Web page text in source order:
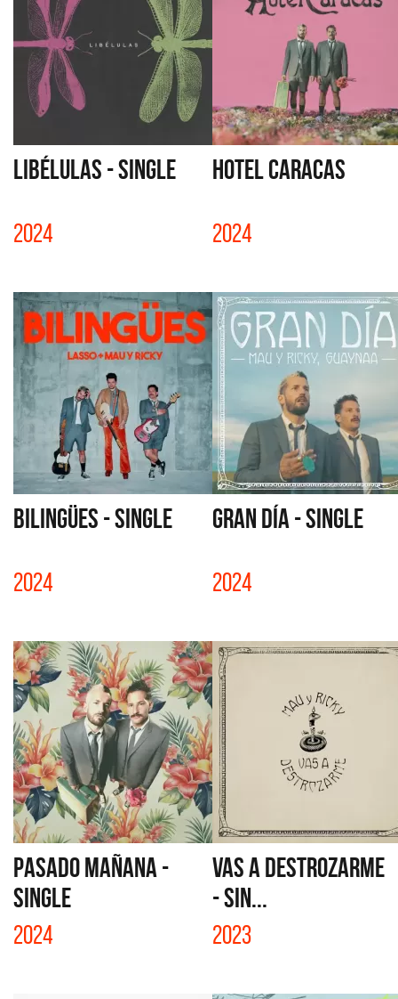
LIBÉLULAS - SINGLE
2024
HOTEL CARACAS
2024
BILINGÜES - SINGLE
2024
GRAN DÍA - SINGLE
2024
PASADO MAÑANA -
SINGLE
2024
VAS A DESTROZARME
- SIN...
2023